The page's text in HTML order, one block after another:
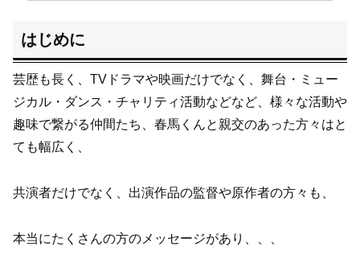
はじめに
芸歴も長く、TVドラマや映画だけでなく、舞台・ミュー
ジカル・ダンス・チャリティ活動などなど、様々な活動や
趣味で繋がる仲間たち、春馬くんと親交のあった方々はと
ても幅広く、
共演者だけでなく、出演作品の監督や原作者の方々も、
本当にたくさんの方のメッセージがあり、、、